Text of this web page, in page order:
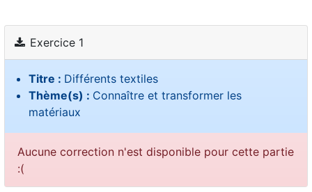
Exercice 1
Titre : Différents textiles
Thème(s) : Connaître et transformer les
matériaux
Aucune correction n'est disponible pour cette partie
:(